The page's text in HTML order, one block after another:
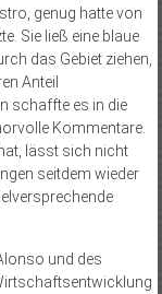
genug hatte von
Sie ließ eine blaue
das Gebiet ziehen,
Anteil
schaffte es in die
Kommentare.
lässt sich nicht
seitdem wieder
und des